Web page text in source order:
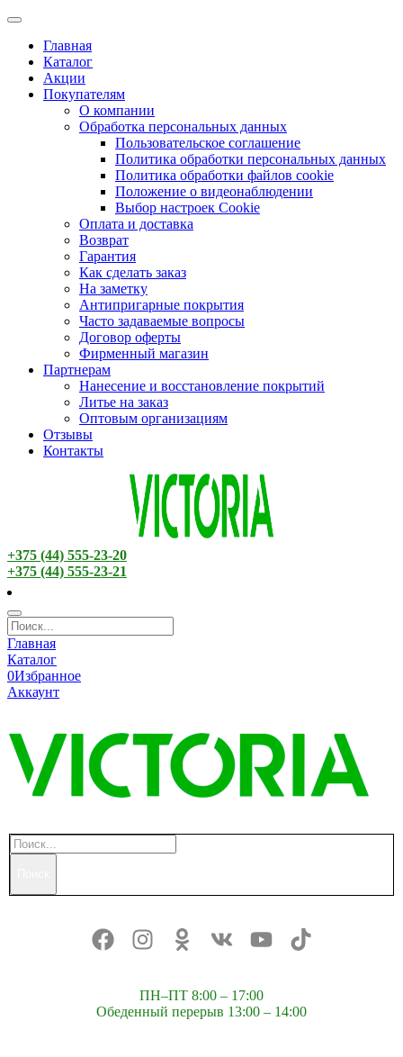
Главная
Каталог
Акции
Покупателям
О компании
Обработка персональных данных
Пользовательское соглашение
Политика обработки персональных данных
Политика обработки файлов cookie
Положение о видеонаблюдении
Выбор настроек Cookie
Оплата и доставка
Возврат
Гарантия
Как сделать заказ
На заметку
Антипригарные покрытия
Часто задаваемые вопросы
Договор оферты
Фирменный магазин
Партнерам
Нанесение и восстановление покрытий
Литье на заказ
Оптовым организациям
Отзывы
Контакты
+375 (44) 555-23-20
+375 (44) 555-23-21
Главная
Каталог
0Избранное
Аккаунт
ПН–ПТ 8:00 – 17:00
Обеденный перерыв 13:00 – 14:00